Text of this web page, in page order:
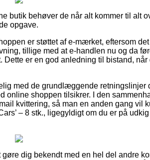
butik behøver de når alt kommer til alt
opgave.
er støttet af e-mærket, eftersom
tillige med at e-handlen nu og da
er en god anledning til bistand, når
med de grundlæggende retningslinjer
online shoppen tilsikrer. I den
kvittering, så man en anden gang vil
– 8 stk., ligegyldigt om du er på udkig
dig bekendt med en hel del andre